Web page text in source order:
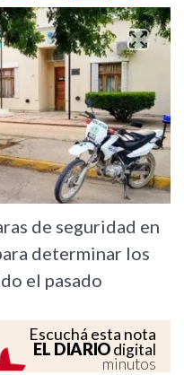
de seguridad en
determinar los
el pasado
Escuchá esta nota
EL DIARIOdigital
minutos